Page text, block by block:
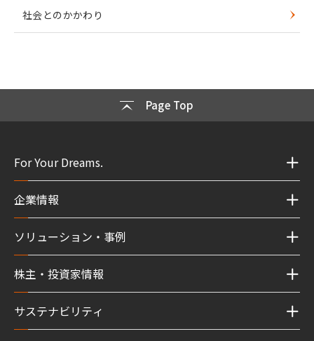
社会とのかかわり
Page Top
For Your Dreams.
企業情報
ソリューション・事例
株主・投資家情報
サステナビリティ